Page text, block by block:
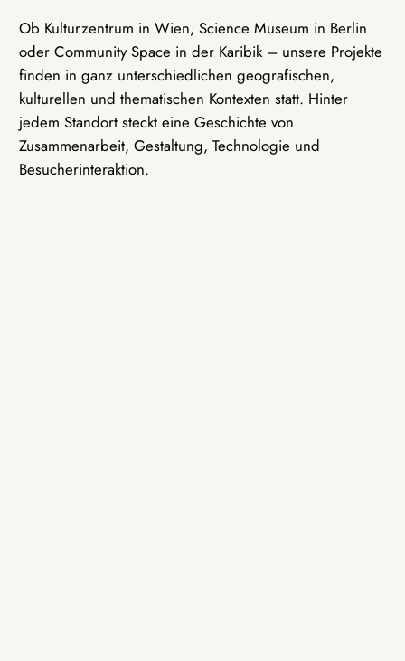
Ob Kulturzentrum in Wien, Science Museum in Berlin
oder Community Space in der Karibik – unsere Projekte
finden in ganz unterschiedlichen geografischen,
kulturellen und thematischen Kontexten statt. Hinter
jedem Standort steckt eine Geschichte von
Zusammenarbeit, Gestaltung, Technologie und
Besucherinteraktion.